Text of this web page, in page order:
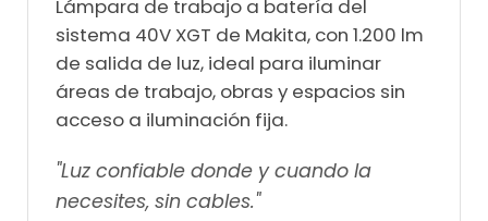
Lámpara de trabajo a batería del
sistema 40V XGT de Makita, con 1.200 lm
de salida de luz, ideal para iluminar
áreas de trabajo, obras y espacios sin
acceso a iluminación fija.
"Luz confiable donde y cuando la
necesites, sin cables."